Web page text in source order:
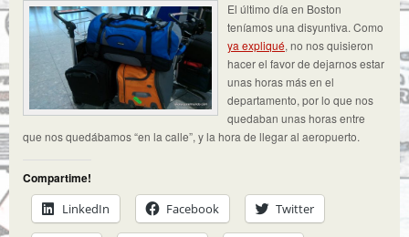
El último día en Boston
teníamos una disyuntiva. Como
ya expliqué, no nos quisieron
hacer el favor de dejarnos estar
unas horas más en el
departamento, por lo que nos
quedaban unas horas entre
que nos quedábamos “en la calle”, y la hora de llegar al aeropuerto.
Compartime!
LinkedIn
Facebook Twitter